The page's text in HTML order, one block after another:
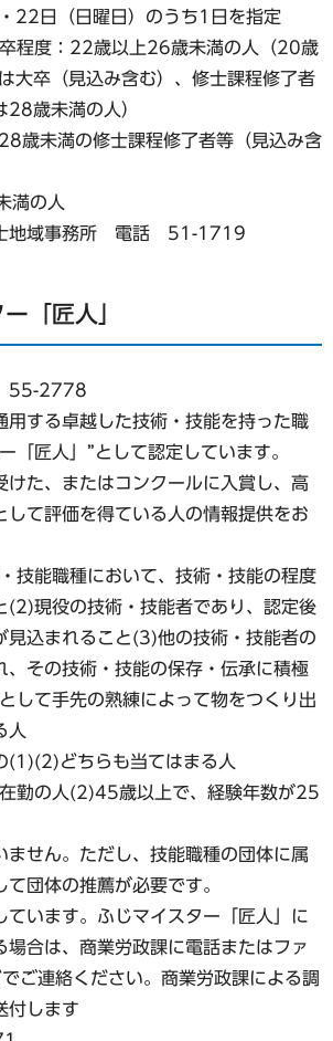
22日（日曜日）のうち1日を指定
程度：22歳以上26歳未満の人（20歳
大卒（見込み含む）、修士課程修了者
28歳未満の人）
歳未満の修士課程修了者等（見込み含
満の人
士地域事務所 電話 51-1719
「匠人」
55-2778
用する卓越した技術・技能を持った職
「匠人」”として認定しています。
けた、またはコンクールに入賞し、高
して評価を得ている人の情報提供をお
技能職種において、技術・技能の程度
(2)現役の技術・技能者であり、認定後
見込まれること(3)他の技術・技能者の
、その技術・技能の保存・伝承に積極
して手先の熟練によって物をつくり出
人
(1)(2)どちらも当てはまる人
勤の人(2)45歳以上で、経験年数が25
せん。ただし、技能職種の団体に属
団体の推薦が必要です。
ています。ふじマイスター「匠人」に
場合は、商業労政課に電話またはファ
ご連絡ください。商業労政課による調
付します